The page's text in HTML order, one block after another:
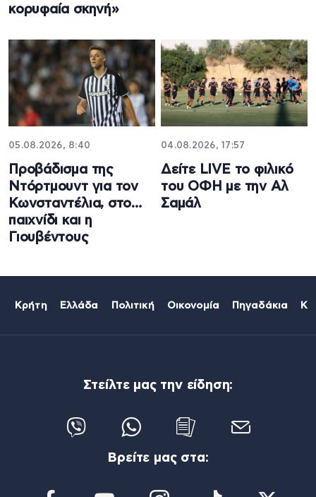
κορυφαία σκηνή»
05.08.2026, 8:40
Προβάδισμα της
Ντόρτμουντ για τον
Κωνσταντέλια, στο…
παιχνίδι και η
Γιουβέντους
04.08.2026, 17:57
Δείτε LIVE το φιλικό
του ΟΦΗ με την Αλ
Σαμάλ
Κρήτη Ελλάδα Πολιτική Οικονομία Πηγαδάκια
Στείλτε μας την είδηση:
Βρείτε μας στα: